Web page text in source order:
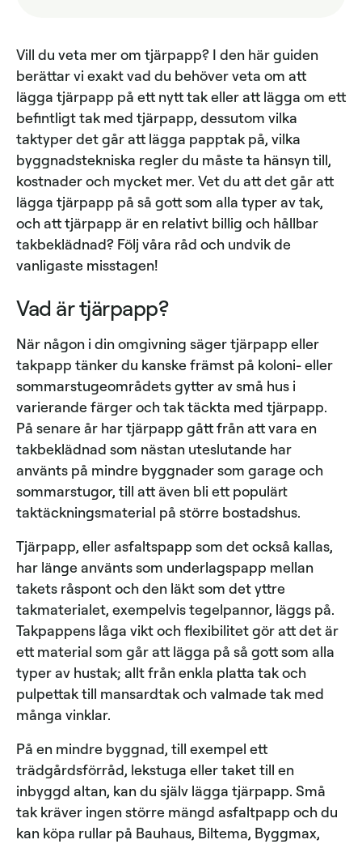
Vill du veta mer om tjärpapp? I den här guiden
berättar vi exakt vad du behöver veta om att
lägga tjärpapp på ett nytt tak eller att lägga om ett
befintligt tak med tjärpapp, dessutom vilka
taktyper det går att lägga papptak på, vilka
byggnadstekniska regler du måste ta hänsyn till,
kostnader och mycket mer. Vet du att det går att
lägga tjärpapp på så gott som alla typer av tak,
och att tjärpapp är en relativt billig och hållbar
takbeklädnad? Följ våra råd och undvik de
vanligaste misstagen!
Vad är tjärpapp?
När någon i din omgivning säger tjärpapp eller
takpapp tänker du kanske främst på koloni- eller
sommarstugeområdets gytter av små hus i
varierande färger och tak täckta med tjärpapp.
På senare år har tjärpapp gått från att vara en
takbeklädnad som nästan uteslutande har
använts på mindre byggnader som garage och
sommarstugor, till att även bli ett populärt
taktäckningsmaterial på större bostadshus.
Tjärpapp, eller asfaltspapp som det också kallas,
har länge använts som underlagspapp mellan
takets råspont och den läkt som det yttre
takmaterialet, exempelvis tegelpannor, läggs på.
Takpappens låga vikt och flexibilitet gör att det är
ett material som går att lägga på så gott som alla
typer av hustak; allt från enkla platta tak och
pulpettak till mansardtak och valmade tak med
många vinklar.
På en mindre byggnad, till exempel ett
trädgårdsförråd, lekstuga eller taket till en
inbyggd altan, kan du själv lägga tjärpapp. Små
tak kräver ingen större mängd asfaltpapp och du
kan köpa rullar på Bauhaus, Biltema, Byggmax,